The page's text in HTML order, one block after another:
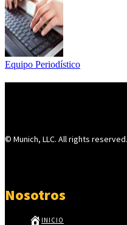
Equipo Periodístico
© Munich, LLC. All rights
Nosotros
INICIO